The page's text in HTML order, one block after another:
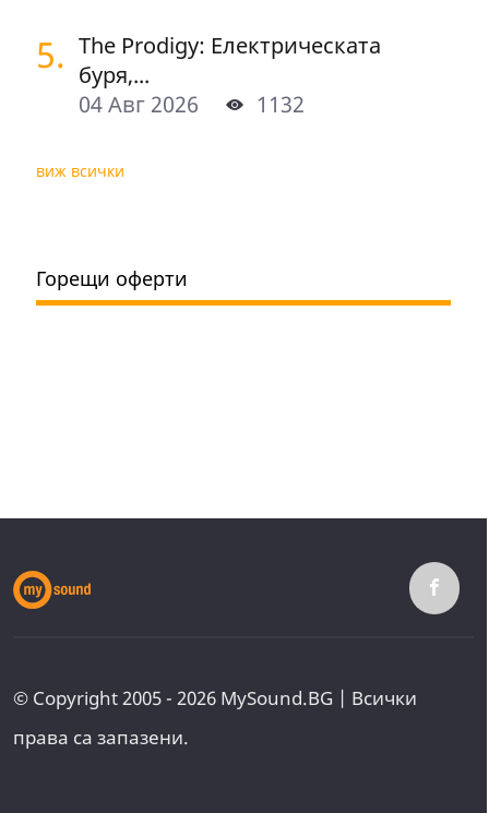
5. The Prodigy: Електрическата
буря,...
04 Авг 2026
1132
виж всички
Горещи оферти
© Copyright 2005 - 2026 MySound.BG | Всички
права са запазени.